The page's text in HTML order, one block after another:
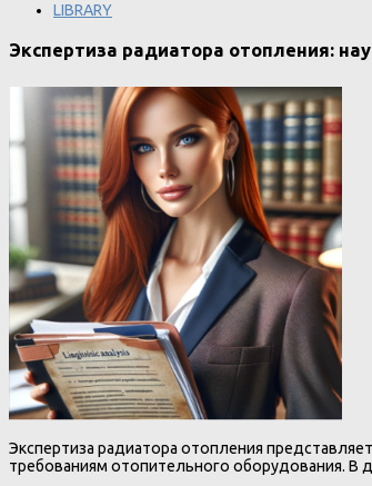
LIBRARY
Экспертиза радиатора отопления:
Экспертиза радиатора отопления
требованиям отопительного оборудования. В